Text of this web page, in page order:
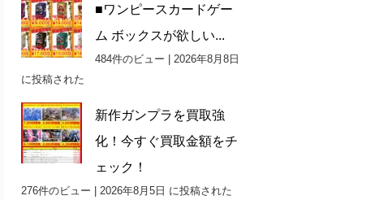
■ワンピースカードゲー
ム ボックスが欲しい...
484件のビュー
2026年8月8日
に投稿された
新作ガンプラを買取強
化！今すぐ買取金額をチ
ェック！
276件のビュー 2026年8月5日 に投稿された